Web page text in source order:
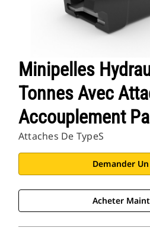
Minipelles
Tonnes Avec
Accouplement
Attaches De TypeS
Demander
Acheter